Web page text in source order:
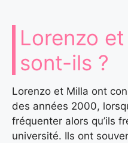
Lorenzo
sont-ils ?
Lorenzo et Milla ont
des années 2000,
fréquenter alors qu’ils
université. Ils ont